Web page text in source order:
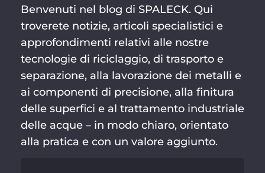
Benvenuti nel blog di SPALECK. Qui
troverete notizie, articoli specialistici e
approfondimenti relativi alle nostre
tecnologie di riciclaggio, di trasporto e
separazione, alla lavorazione dei metalli e
ai componenti di precisione, alla finitura
delle superfici e al trattamento industriale
delle acque – in modo chiaro, orientato
alla pratica e con un valore aggiunto.